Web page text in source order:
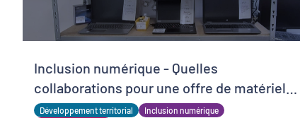
Développement territorial
Inclusion numérique
Inclusion numérique - Quelles
collaborations pour une offre de matériels
reconditionnés locale, solidaire et adaptée